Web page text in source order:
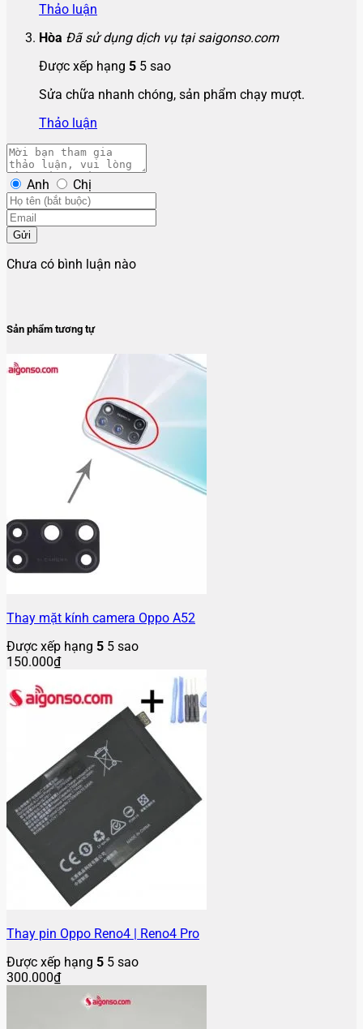
Thảo luận
Hòa Đã sử dụng dịch vụ tại saigonso.com
Được xếp hạng 5 5 sao
Sửa chữa nhanh chóng, sản phẩm chạy mượt.
Thảo luận
Anh Chị
Gửi
Chưa có bình luận nào
Sản phẩm tương tự
Thay mặt kính camera Oppo A52
Được xếp hạng 5 5 sao
150.000₫
Thay pin Oppo Reno4 | Reno4 Pro
Được xếp hạng 5 5 sao
300.000₫